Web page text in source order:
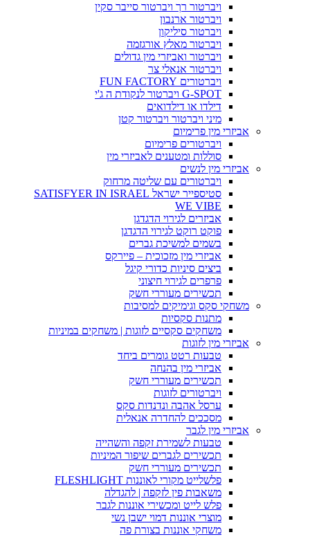
ויברטור רך ויברטור סייבר סקין
ויברטור ארנבון
ויברטור סיליקון
ויברטור מאלץ אורגזמה
ויברטור ואביזרי מין גדולים
ויברטור אנאלי צר
ויברטורים FUN FACTORY
G-SPOT ויברטור לנקודת ה ג'י
דילדו או דילדואים
מיני ויברטור ויברטור קטן
אביזרי מין פרימיום
ויברטורים פרימיום
סוללות ומטענים לאביזרי מין
אביזרי מין לנשים
ויברטורים עם שליטה מרחוק
סטיספייר ישראל SATISFYER IN ISRAEL
WE VIBE
אביזרים לגירוי הדגדגן
פוקט רוקט לגירוי הדגדגן
בשמים למשיכת גברים
אביזרי מין מזכוכית – פיירקס
ביצים סיניות כדורי קיגל
פרפרים לגירוי חיצוני
תכשירים מעוררי חשק
משחקי סקס וגימיקים למסיבות
מתנות סקסיות
משחקים סקסיים לזוגות | משחקים במיניות
אביזרי מין לזוגות
טבעות רטט גומרים ביחד
אביזרי מין בהנחה
תכשירים מעוררי חשק
ויברטורים לזוגות
ערסל אהבה ונדנדות סקס
מסככים להחדרה אנאלית
אביזרי מין לגבר
טבעות לשמירת זקפה והשהייה
תכשירים לגברים שיפור המיניות
תכשירים מעוררי חשק
פלשלייט מקורי לאוננות FLESHLIGHT
משאבות פין לזקפה | להגדלה
פלש לייט ומכשירי אוננות לגבר
מוצרי אוננות דמוי ישבן נשי
משחקי אוננות בצורת פה